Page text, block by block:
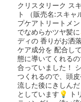
クリスタリーク ス
ト （販売名:ス
プケアトリートメ
でなめらかツヤ髪
ディの 香りがお洒
ケア成分を 配合し
態に導いてくれる
合っていました！
つくれるので、頭
流した後にきしん
としています💡 ト